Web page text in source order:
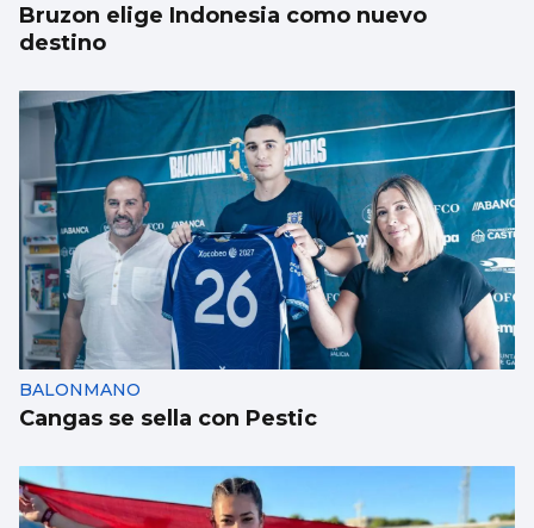
Bruzon elige Indonesia como nuevo
destino
BALONMANO
Cangas se sella con Pestic